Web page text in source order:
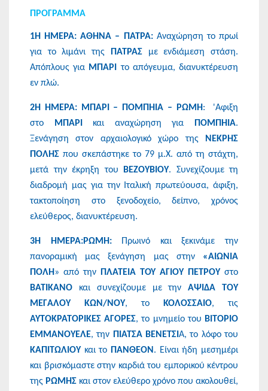
ΠΡΟΓΡΑΜΜΑ
1Η ΗΜΕΡΑ: ΑΘΗΝΑ – ΠΑΤΡΑ:Αναχώρηση το πρωί
για το λιμάνι της
ΠΑΤΡΑΣ με ενδιάμεση στάση.
Απόπλους για ΜΠΑΡΙτο απόγευμα, διανυκτέρευση
εν πλώ.
2Η ΗΜΕΡΑ: ΜΠΑΡΙ – ΠΟΜΠΗΙΑ – ΡΩΜΗ: 'Αφιξη
στο
ΜΠΑΡΙ και αναχώρηση για ΠΟΜΠΗΙΑ.
Ξενάγηση στον αρχαιολογικό χώρο της
ΝΕΚΡΗΣ
ΠΟΛΗΣ που σκεπάστηκε το 79 μ.Χ. από τη στάχτη,
μετά την έκρηξη του
ΒΕΖΟΥΒΙΟΥ. Συνεχίζουμε τη
διαδρομή μας για την Ιταλική πρωτεύουσα, άφιξη,
τακτοποίηση στο ξενοδοχείο, δείπνο, χρόνος
ελεύθερος, διανυκτέρευση.
3Η ΗΜΕΡΑ:ΡΩΜΗ:Πρωινό και ξεκινάμε την
πανοραμική μας ξενάγηση μας στην «ΑΙΩΝΙΑ
ΠΟΛΗ» από την ΠΛΑΤΕΙΑ TOY ΑΓΙΟΥ ΠΕΤΡΟΥστο
ΒΑΤΙΚΑΝΟ και συνεχίζουμε με τηνΑΨΙΔΑ ΤΟΥ
ΜΕΓΑΛΟΥ ΚΩΝ/ΝΟΥ, το ΚΟΛΟΣΣΑΙΟ, τις
ΑΥΤΟΚΡΑΤΟΡΙΚΕΣ ΑΓΟΡΕΣ, το μνημείο του ΒΙΤΟΡΙΟ
ΕΜΜΑΝΟΥΕΛΕ, την ΠΙΑΤΣΑ ΒΕΝΕΤΣΙΑ, το λόφο του
ΚΑΠΙΤΩΛΙΟΥ και το ΠΑΝΘΕΟΝ . Είναι ήδη μεσημέρι
και βρισκόμαστε στην καρδιά του εμπορικού κέντρου
της ΡΩΜΗΣ και στον ελεύθερο χρόνο που ακολουθεί,